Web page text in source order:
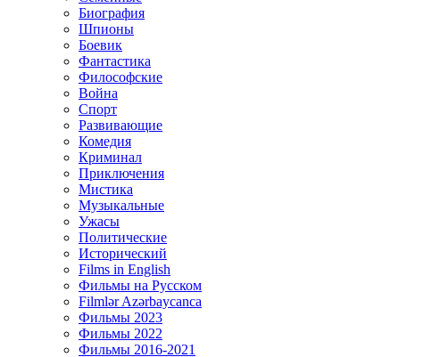
Биография
Шпионы
Боевик
Фантастика
Философские
Война
Спорт
Развивающие
Комедия
Криминал
Приключения
Мистика
Музыкальные
Ужасы
Политические
Исторический
Films in English
Фильмы на Русском
Filmlər Azərbaycanca
Фильмы 2023
Фильмы 2022
Фильмы 2016-2021